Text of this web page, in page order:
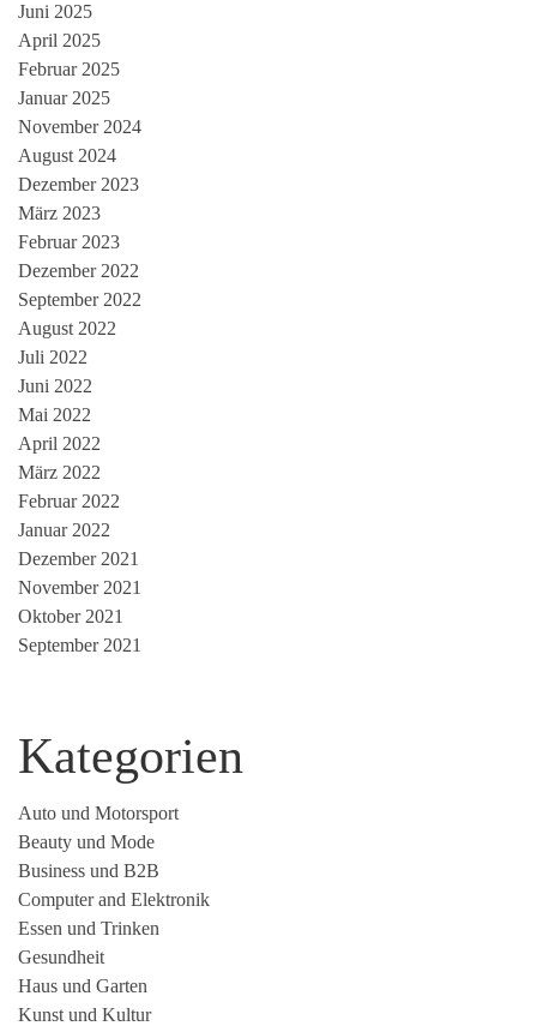
Juni 2025
April 2025
Februar 2025
Januar 2025
November 2024
August 2024
Dezember 2023
März 2023
Februar 2023
Dezember 2022
September 2022
August 2022
Juli 2022
Juni 2022
Mai 2022
April 2022
März 2022
Februar 2022
Januar 2022
Dezember 2021
November 2021
Oktober 2021
September 2021
Kategorien
Auto und Motorsport
Beauty und Mode
Business und B2B
Computer and Elektronik
Essen und Trinken
Gesundheit
Haus und Garten
Kunst und Kultur